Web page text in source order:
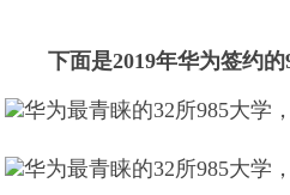
下面是2019年华为签约的